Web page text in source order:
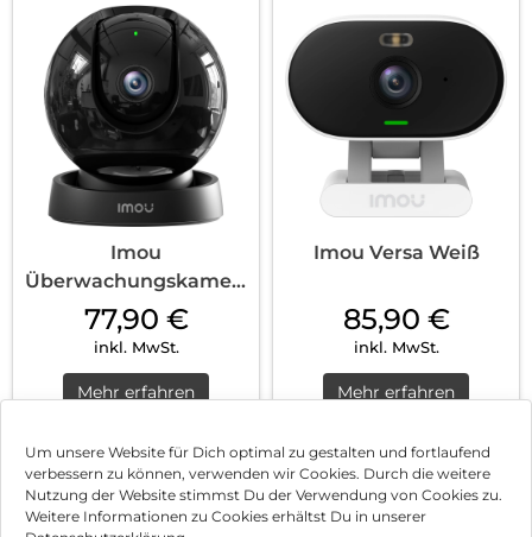
Um unsere Website für Dich optimal zu gestalten und fortlaufend
verbessern zu können, verwenden wir Cookies. Durch die weitere
Nutzung der Website stimmst Du der Verwendung von Cookies zu.
Weitere Informationen zu Cookies erhältst Du in unserer
Imou
Überwachungskamera
Rex 3D 3K Schwarz
77,90 €
inkl. MwSt.
Mehr erfahren
Imou Versa Weiß
85,90 €
inkl. MwSt.
Mehr erfahren
Impressum